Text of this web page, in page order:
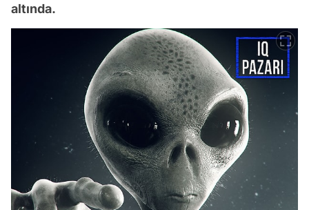
altında.